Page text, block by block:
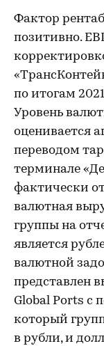
Фактор
позитивно.
по итогам
Уровень
оценивается
переводом
терминале
фактически
валютная
группы на
является
валютной
представлен
Global Ports с
который
в рубли, и